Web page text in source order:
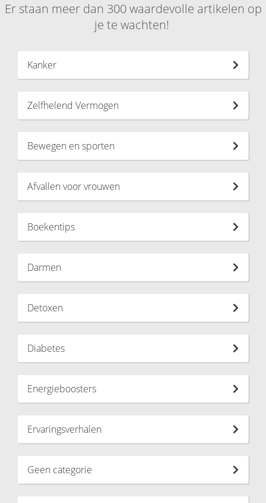
Er staan meer dan 300 waardevolle artikelen op
je te wachten!
Kanker
Zelfhelend Vermogen
Bewegen en sporten
Afvallen voor vrouwen
Boekentips
Darmen
Detoxen
Diabetes
Energieboosters
Ervaringsverhalen
Geen categorie